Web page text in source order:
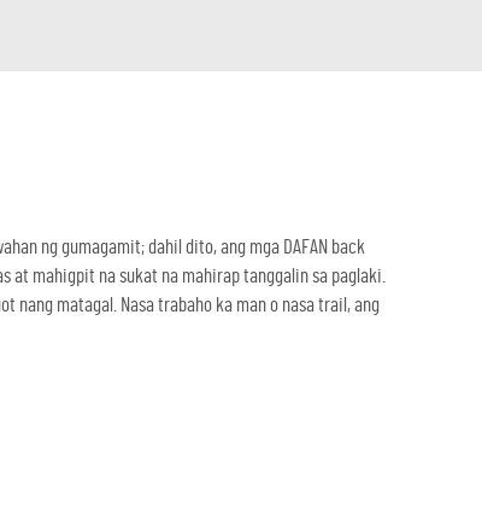
ng gumagamit; dahil dito, ang mga DAFAN back
at mahigpit na sukat na mahirap tanggalin sa paglaki.
nang matagal. Nasa trabaho ka man o nasa trail, ang